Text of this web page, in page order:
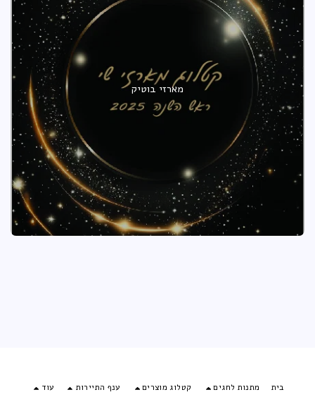
מארזי בוטיק
בית מתנות לחגים קטלוג מוצרים ענף התיירות עוד